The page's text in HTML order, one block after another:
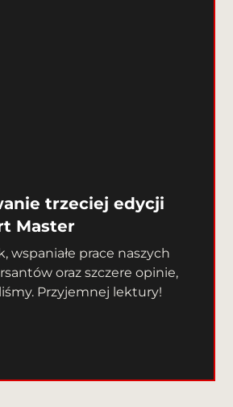
trzeciej edycji
Master
wspaniałe prace naszych
oraz szczere opinie,
Przyjemnej lektury!